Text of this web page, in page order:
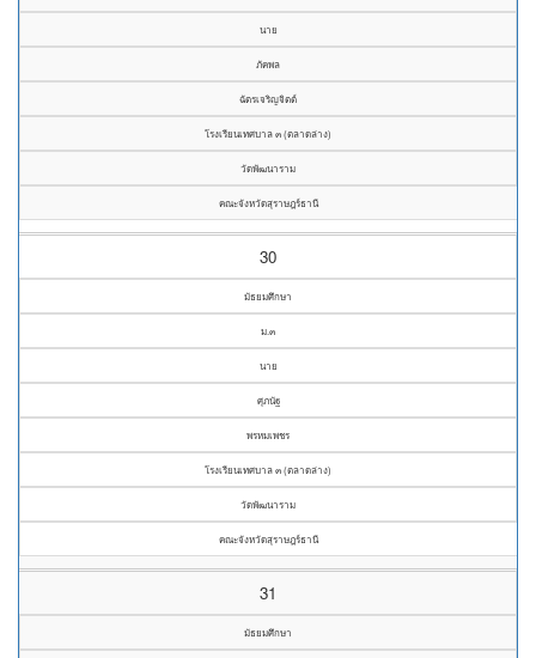
นาย
ภัคพล
ฉัตรเจริญจิตต์
โรงเรียนเทศบาล ๓ (ตลาดล่าง)
วัดพัฒนาราม
คณะจังหวัดสุราษฎร์ธานี
30
มัธยมศึกษา
ม.๓
นาย
ศุภนัฐ
พรหมเพชร
โรงเรียนเทศบาล ๓ (ตลาดล่าง)
วัดพัฒนาราม
คณะจังหวัดสุราษฎร์ธานี
31
มัธยมศึกษา